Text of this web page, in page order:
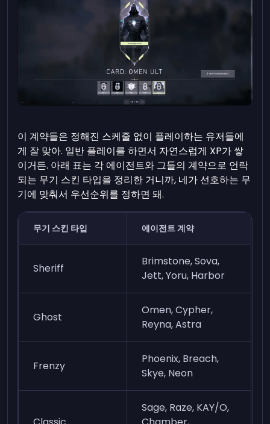
이 계약들은 정해진 스케줄 없이 플레이하는 유저들에
게 잘 맞아. 일반 플레이를 하면서 자연스럽게 XP가 쌓
이거든. 아래 표는 각 에이전트와 그들의 계약으로 언락
되는 무기 스킨 타입을 정리한 거니까, 네가 선호하는 무
기에 맞춰서 우선순위를 정하면 돼.
무기 스킨 타입 에이전트 계약
Sheriff
Brimstone, Sova,
Jett, Yoru, Harbor
Ghost
Omen, Cypher,
Reyna, Astra
Frenzy
Phoenix, Breach,
Skye, Neon
Sage, Raze, KAY/O,